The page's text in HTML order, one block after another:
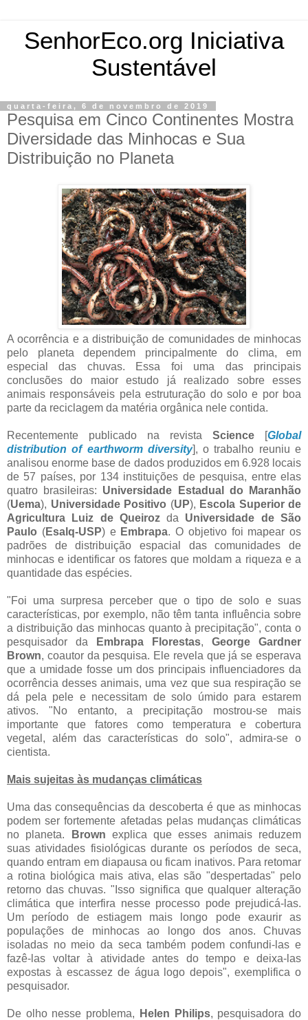
SenhorEco.org Iniciativa
Sustentável
quarta-feira, 6 de novembro de 2019
Pesquisa em Cinco Continentes Mostra
Diversidade das Minhocas e Sua
Distribuição no Planeta
A ocorrência e a distribuição de comunidades de minhocas
pelo planeta dependem principalmente do clima, em
especial das chuvas. Essa foi uma das principais
conclusões do maior estudo já realizado sobre esses
animais responsáveis pela estruturação do solo e por boa
parte da reciclagem da matéria orgânica nele contida.
Recentemente publicado na revista Science [Global
distribution of earthworm diversity], o trabalho reuniu e
analisou enorme base de dados produzidos em 6.928 locais
de 57 países, por 134 instituições de pesquisa, entre elas
quatro brasileiras: Universidade Estadual do Maranhão
(Uema), Universidade Positivo (UP), Escola Superior de
Agricultura Luiz de Queirozda Universidade de São
Paulo (Esalq-USP) e Embrapa. O objetivo foi mapear os
padrões de distribuição espacial das comunidades de
minhocas e identificar os fatores que moldam a riqueza e a
quantidade das espécies.
"Foi uma surpresa perceber que o tipo de solo e suas
características, por exemplo, não têm tanta influência sobre
a distribuição das minhocas quanto à precipitação", conta o
pesquisador da
Embrapa Florestas, George Gardner
Brown, coautor da pesquisa. Ele revela que já se esperava
que a umidade fosse um dos principais influenciadores da
ocorrência desses animais, uma vez que sua respiração se
dá pela pele e necessitam de solo úmido para estarem
ativos. "No entanto, a precipitação mostrou-se mais
importante que fatores como temperatura e cobertura
vegetal, além das características do solo", admira-se o
cientista.
Mais sujeitas às mudanças climáticas
Uma das consequências da descoberta é que as minhocas
podem ser fortemente afetadas pelas mudanças climáticas
no planeta.
Brown explica que esses animais reduzem
suas atividades fisiológicas durante os períodos de seca,
quando entram em diapausa ou ficam inativos. Para retomar
a rotina biológica mais ativa, elas são "despertadas" pelo
retorno das chuvas. "Isso significa que qualquer alteração
climática que interfira nesse processo pode prejudicá-las.
Um período de estiagem mais longo pode exaurir as
populações de minhocas ao longo dos anos. Chuvas
isoladas no meio da seca também podem confundi-las e
fazê-las voltar à atividade antes do tempo e deixa-las
expostas à escassez de água logo depois", exemplifica o
pesquisador.
De olho nesse problema, Helen Philips, pesquisadora do